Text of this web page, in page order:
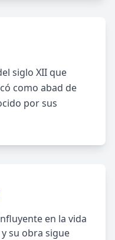
siglo XII que
como abad de
por sus
en la vida
su obra sigue